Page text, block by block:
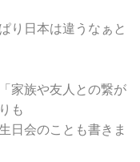
り日本は違うなぁと
家族や友人との繋が
も
日会のことも書きま